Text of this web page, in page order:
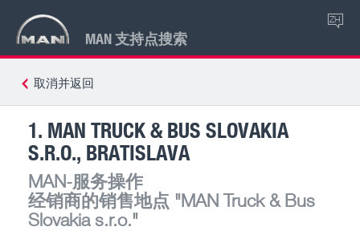
MAN 支持点搜索
ZH
取消并返回
1. MAN TRUCK & BUS SLOVAKIA
S.R.O., BRATISLAVA
MAN-服务操作
经销商的销售地点 "MAN Truck & Bus
Slovakia s.r.o."